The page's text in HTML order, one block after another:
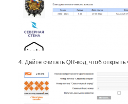
4. Дайте считать QR-код, чтоб